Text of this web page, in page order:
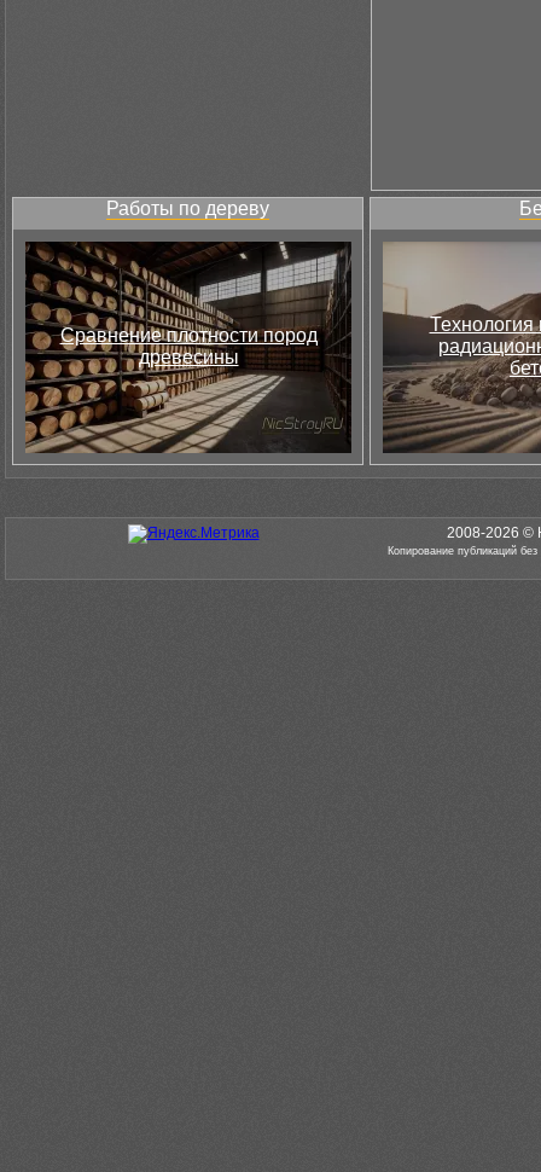
Работы по дереву
Сравнение плотности пород
древесины
Технология
2008-2026 ©
Копирование публикаций